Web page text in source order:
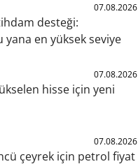
07.08.2026
desteği:
yana en yüksek seviye
07.08.2026
hisse için yeni
07.08.2026
çeyrek için petrol fiyat